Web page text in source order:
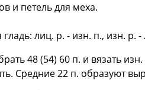
и петель для меха.
лиц. р. - изн. п., изн. р.
48 (54) 60 п. и вязать
Средние 22 п. образуют